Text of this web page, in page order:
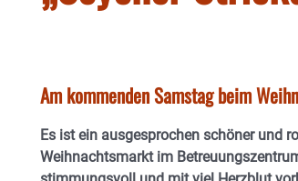
Am kommenden Samstag beim
Es ist ein ausgesprochen schöner und
Weihnachtsmarkt im